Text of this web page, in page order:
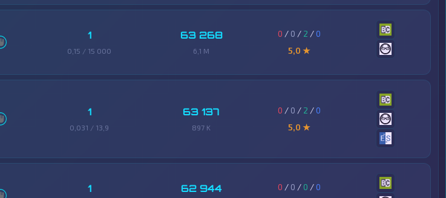
1
0,15 / 15 000
63 268
6,1 M
0 / 0 / 2 /0
5,0 ★
1
0,031 / 13,9
63 137
897 K
0 / 0 / 2 /0
5,0 ★
1 62 944 0 / 0 / 0 /0